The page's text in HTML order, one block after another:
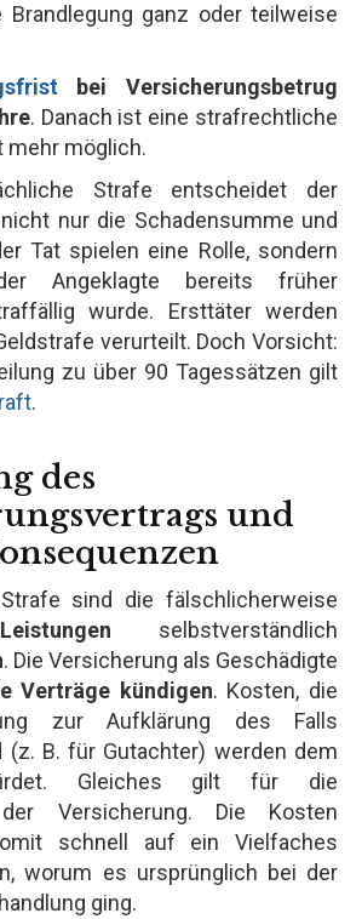
Brandlegung ganz oder teilweise
bei Versicherungsbetrug
. Danach ist eine strafrechtliche
mehr möglich.
Strafe entscheidet der
nur die Schadensumme und
Tat spielen eine Rolle, sondern
Angeklagte bereits früher
wurde. Ersttäter werden
verurteilt. Doch Vorsicht:
zu über 90 Tagessätzen gilt
.
des
und
sind die fälschlicherweise
selbstverständlich
. Die Versicherung als Geschädigte
Verträge kündigen. Kosten, die
zur Aufklärung des Falls
(z. B. für Gutachter) werden dem
Gleiches gilt für die
Versicherung. Die Kosten
schnell auf ein Vielfaches
worum es ursprünglich bei der
ging.